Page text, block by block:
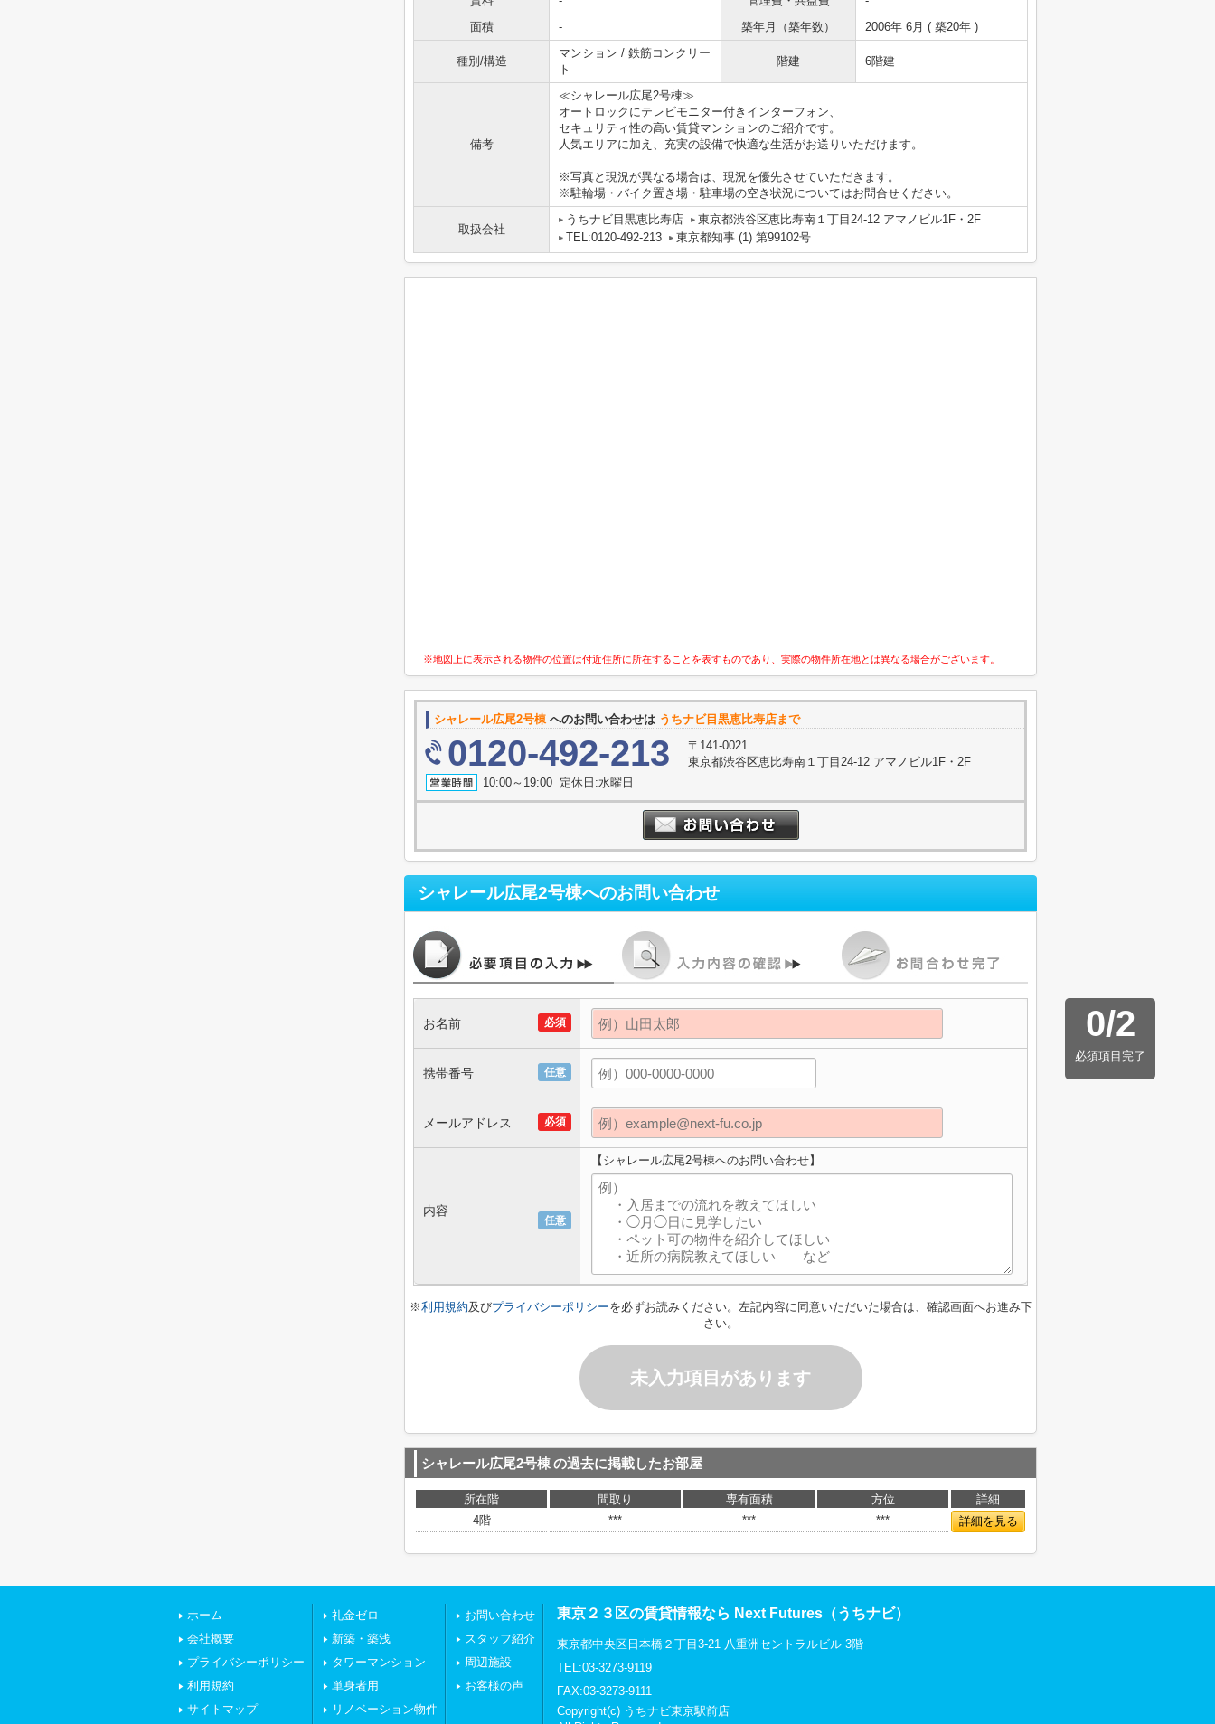
面積
- 築年月（築年数） 2006年 6月 ( 築20年 )
種別/構造
マンション / 鉄筋コンクリー
ト
階建 6階建
備考
≪シャレール広尾2号棟≫
オートロックにテレビモニター付きインターフォン、
セキュリティ性の高い賃貸マンションのご紹介です。
人気エリアに加え、充実の設備で快適な生活がお送りいただけます。
※写真と現況が異なる場合は、現況を優先させていただきます。
※駐輪場・バイク置き場・駐車場の空き状況についてはお問合せください。
取扱会社
うちナビ目黒恵比寿店
東京都渋谷区恵比寿南１丁目24-12 アマノビル1F・2F
TEL:0120-492-213
東京都知事 (1) 第99102号
※地図上に表示される物件の位置は付近住所に所在することを表すものであり、実際の物件所在地とは異なる場合がございます。
シャレール広尾2号棟 へのお問い合わせは うちナビ目黒恵比寿店まで
0120-492-213
〒141-0021
東京都渋谷区恵比寿南１丁目24-12 アマノビル1F・2F
10:00～19:00 定休日:水曜日
シャレール広尾2号棟へのお問い合わせ
0/2
必須項目完了
必須
お名前
任意
携帯番号
必須
メールアドレス
任意
内容
【シャレール広尾2号棟へのお問い合わせ】
※利用規約及びプライバシーポリシーを必ずお読みください。左記内容に同意いただいた場合は、確認画面へお進み下
さい。
未入力項目があります
シャレール広尾2号棟の過去に掲載したお部屋
所在階 間取り 専有面積 方位
詳細
4階
*** *** *** 詳細を見る
ホーム
会社概要
プライバシーポリシー
利用規約
サイトマップ
礼金ゼロ
新築・築浅
タワーマンション
単身者用
リノベーション物件
お問い合わせ
スタッフ紹介
周辺施設
お客様の声
東京２３区の賃貸情報なら Next Futures（うちナビ）
東京都中央区日本橋２丁目3-21 八重洲セントラルビル 3階
TEL:03-3273-9119
FAX:03-3273-9111
Copyright(c) うちナビ東京駅前店